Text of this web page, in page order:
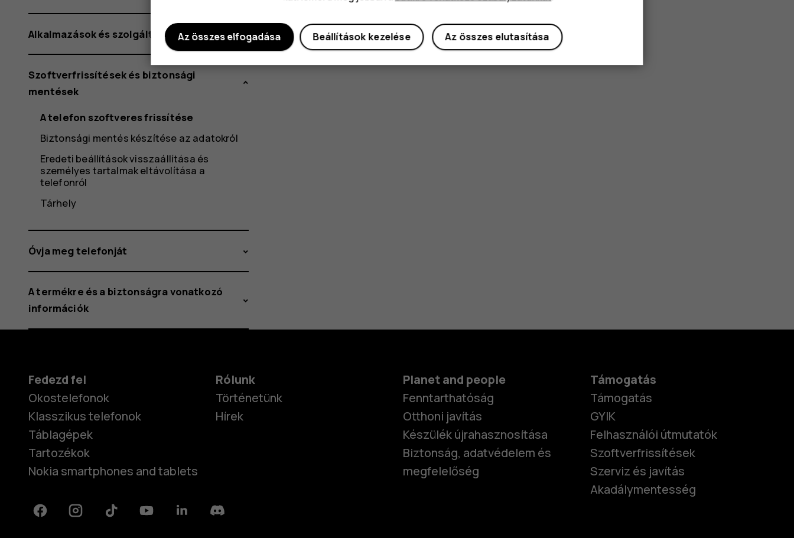
Alkalmazások és szolgáltatások
Szoftverfrissítések és biztonsági
mentések
A telefon szoftveres frissítése
Biztonsági mentés készítése az adatokról
Eredeti beállítások visszaállítása és
személyes tartalmak eltávolítása a
telefonról
Tárhely
Óvja meg telefonját
A termékre és a biztonságra vonatkozó
információk
Fedezd fel
Okostelefonok
Klasszikus telefonok
Táblagépek
Tartozékok
Nokia smartphones and tablets
Rólunk
Történetünk
Hírek
Planet and people
Fenntarthatóság
Otthoni javítás
Készülék újrahasznosítása
Biztonság, adatvédelem és
megfelelőség
Támogatás
Támogatás
GYIK
Felhasználói útmutatók
Szoftverfrissítések
Szerviz és javítás
Akadálymentesség
FacebookInstagramTiktok YoutubeLinkedinDiscord
Az összes elutasítása
Beállítások kezelése
Az összes elfogadása